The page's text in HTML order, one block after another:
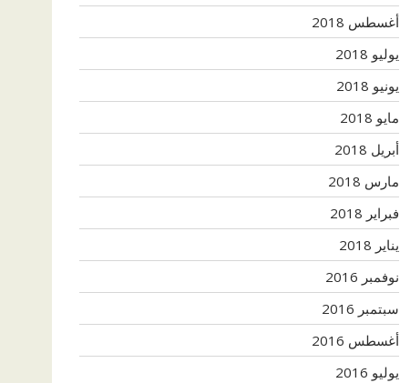
أغسطس 2018
يوليو 2018
يونيو 2018
مايو 2018
أبريل 2018
مارس 2018
فبراير 2018
يناير 2018
نوفمبر 2016
سبتمبر 2016
أغسطس 2016
يوليو 2016